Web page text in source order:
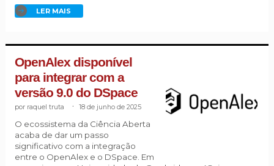
LER MAIS
OpenAlex disponível
para integrar com a
versão 9.0 do DSpace
raquel truta 18 de junho de 2025
O ecossistema da Ciência Aberta
acaba de dar um passo
significativo com a integração
entre o OpenAlex e o DSpace. Em